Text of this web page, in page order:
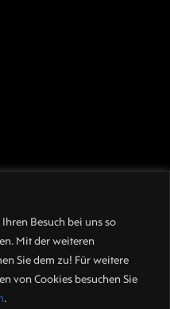
Besuch bei uns so
Mit der weiteren
Sie dem zu! Für weitere
von Cookies besuchen Sie
.